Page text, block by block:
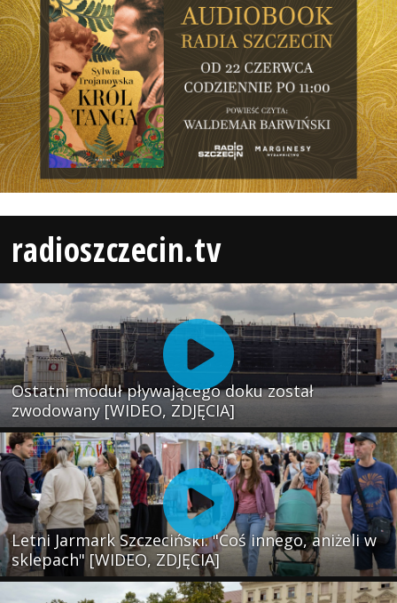
radioszczecin.tv
Ostatni moduł pływającego doku został
zwodowany [WIDEO, ZDJĘCIA]
Letni Jarmark Szczeciński. "Coś innego, aniżeli w
sklepach" [WIDEO, ZDJĘCIA]